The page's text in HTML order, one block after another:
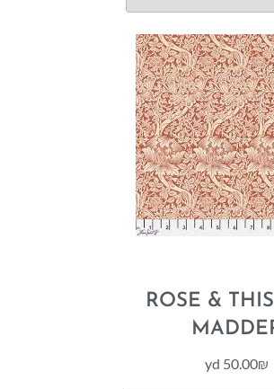
ROSE &
50.00₪